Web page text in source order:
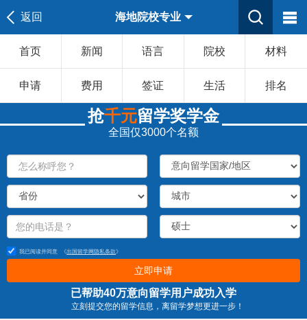
返回 海地院校专业
首页 新闻 语言 院校 材料
申请 费用 签证 生活 排名
抢千元留学奖学金
全国仅3000个名额
我已阅读并同意 《出国留学网隐私条款》
立即申请
已帮助40万意向留学用户成功入学
立刻提交您的留学信息，离留学梦想更进一步！